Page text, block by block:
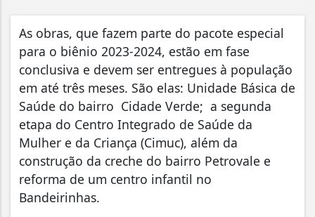
As obras, que fazem parte do pacote especial
para o biênio 2023-2024, estão em fase
conclusiva e devem ser entregues à população
em até três meses. São elas: Unidade Básica de
Saúde do bairro Cidade Verde; a segunda
etapa do Centro Integrado de Saúde da
Mulher e da Criança (Cimuc), além da
construção da creche do bairro Petrovale e
reforma de um centro infantil no
Bandeirinhas.